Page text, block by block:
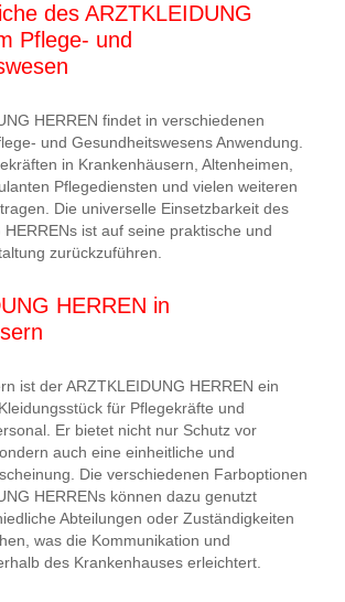
des ARZTKLEIDUNG
Pflege- und
HERREN findet in verschiedenen
und Gesundheitswesens Anwendung.
in Krankenhäusern, Altenheimen,
Pflegediensten und vielen weiteren
Die universelle Einsetzbarkeit des
HERRENs ist auf seine praktische und
zurückzuführen.
HERREN in
ist der ARZTKLEIDUNG HERREN ein
für Pflegekräfte und
Er bietet nicht nur Schutz vor
auch eine einheitliche und
Die verschiedenen Farboptionen
HERRENs können dazu genutzt
Abteilungen oder Zuständigkeiten
was die Kommunikation und
des Krankenhauses erleichtert.